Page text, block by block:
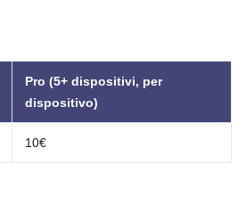
Pro (5+ dispositivi, per
dispositivo)
10€